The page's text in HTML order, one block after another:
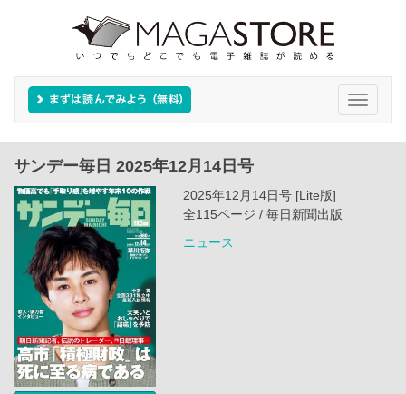
Toggle
サンデー毎日 2025年12月14日号
2025年12月14日号 [Lite版]
全115ページ / 毎日新聞出版
ニュース